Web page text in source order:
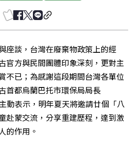
座談，台灣在廢棄物政策上的經
官方與民間團體印象深刻，更對主
不已；為感謝這段期間台灣各單位
首都烏蘭巴托市環保局局長
動表示，明年夏天將邀請廿個「八
赴蒙交流，分享重建歷程，達到激
的作用。